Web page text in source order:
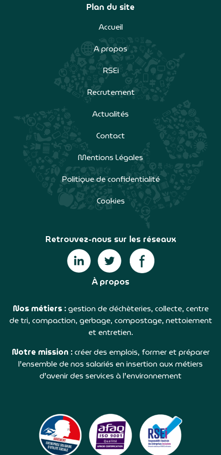
Plan du site
Accueil
A propos
RSEi
Recrutement
Actualités
Contact
Mentions Légales
Politique de confidentialité
Cookies
Retrouvez-nous sur les réseaux
À propos
Nos métiers :gestion de déchèteries, collecte, centre
de tri, compaction, gerbage, compostage, nettoiement
et entretien.
Notre mission :créer des emplois, former et préparer
l’ensemble de nos salariés en insertion aux métiers
d’avenir des services à l’environnement